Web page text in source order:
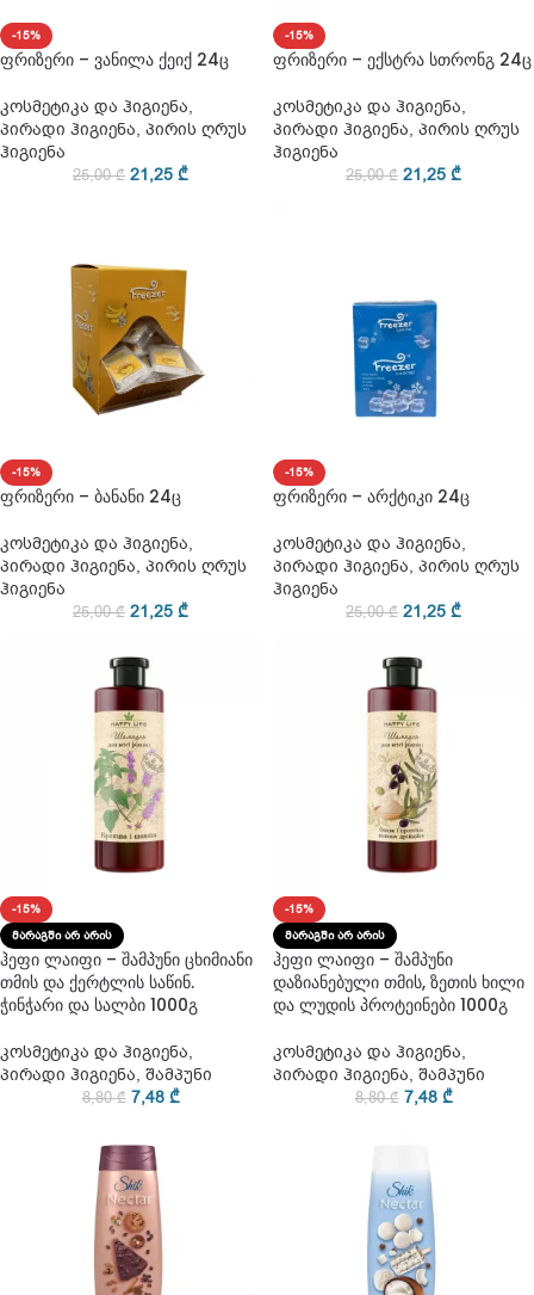
-15%
ფრიზერი – ვანილა ქეიქ 24ც
კოსმეტიკა და ჰიგიენა,
პირადი ჰიგიენა, პირის ღრუს
ჰიგიენა
25,00₾ 21,25 ₾
-15%
ფრიზერი – ექსტრა სთრონგ 24ც
კოსმეტიკა და ჰიგიენა,
პირადი ჰიგიენა, პირის ღრუს
ჰიგიენა
25,00₾ 21,25 ₾
-15%
ფრიზერი – ბანანი 24ც
კოსმეტიკა და ჰიგიენა,
პირადი ჰიგიენა, პირის ღრუს
ჰიგიენა
25,00₾ 21,25 ₾
-15%
ფრიზერი – არქტიკი 24ც
კოსმეტიკა და ჰიგიენა,
პირადი ჰიგიენა, პირის ღრუს
ჰიგიენა
25,00₾ 21,25 ₾
-15%
ᲛᲐᲠᲐᲒᲨᲘ ᲐᲠ ᲐᲠᲘᲡ
ჰეფი ლაიფი – შამპუნი ცხიმიანი
თმის და ქერტლის საწინ.
ჭინჭარი და სალბი 1000გ
კოსმეტიკა და ჰიგიენა,
პირადი ჰიგიენა, შამპუნი
8,80₾ 7,48 ₾
-15%
ᲛᲐᲠᲐᲒᲨᲘ ᲐᲠ ᲐᲠᲘᲡ
ჰეფი ლაიფი – შამპუნი
დაზიანებული თმის, ზეთის ხილი
და ლუდის პროტეინები 1000გ
კოსმეტიკა და ჰიგიენა,
პირადი ჰიგიენა, შამპუნი
8,80₾ 7,48 ₾